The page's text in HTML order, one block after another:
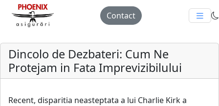
Contact
Dincolo de Dezbateri: Cum Ne
Protejam in Fata Imprevizibilului
Recent, disparitia neasteptata a lui Charlie Kirk a